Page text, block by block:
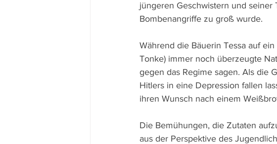
jüngeren Geschwistern und seiner
Bombenangriffe zu groß wurde.
Während die Bäuerin Tessa auf
Tonke) immer noch überzeugte
gegen das Regime sagen. Als die
Hitlers in eine Depression fallen
ihren Wunsch nach einem
Die Bemühungen, die Zutaten
aus der Perspektive des